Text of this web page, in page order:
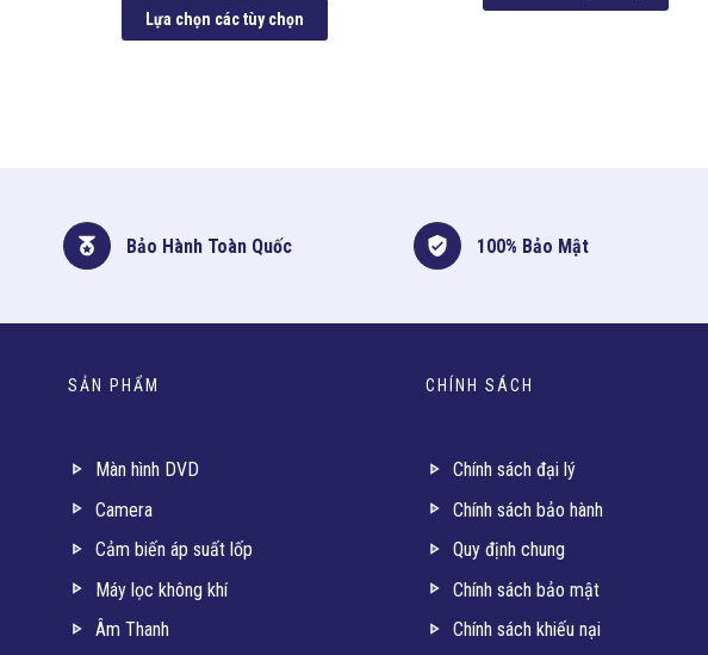
Lựa chọn các tùy chọn
Bảo Hành Toàn Quốc 100% Bảo Mật
SẢN PHẨM
Màn hình DVD
Camera
Cảm biến áp suất lốp
Máy lọc không khí
Âm Thanh
CHÍNH SÁCH
Chính sách đại lý
Chính sách bảo hành
Quy định chung
Chính sách bảo mật
Chính sách khiếu nại